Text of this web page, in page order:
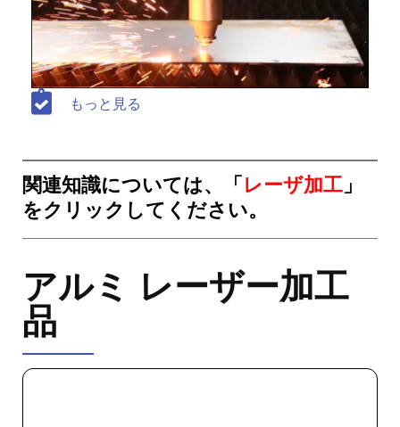
もっと見る
関連知識については、「 レーザ加工 」
をクリックしてください。
アルミ レーザー加工
品